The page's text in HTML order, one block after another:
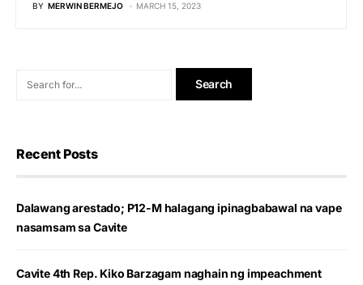
BY MERWIN BERMEJO MARCH 15, 2023
Recent Posts
Dalawang arestado; P12-M halagang ipinagbabawal na vape
nasamsam sa Cavite
Cavite 4th Rep. Kiko Barzagam naghain ng impeachment